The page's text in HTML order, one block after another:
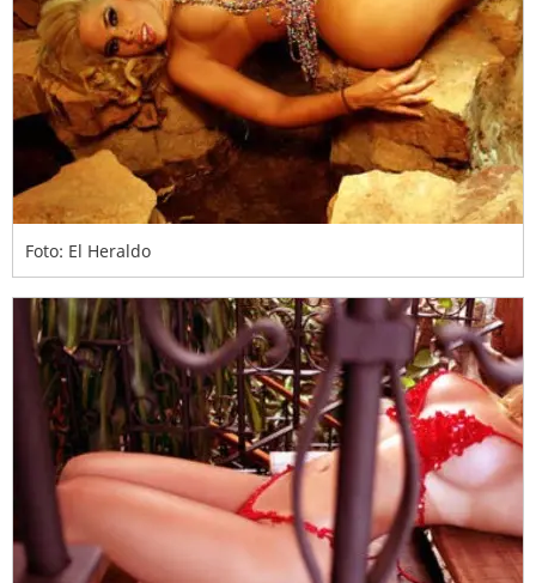
Foto: El Heraldo